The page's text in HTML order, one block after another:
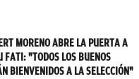
MORENO ABRE LA PUERTA A
FATI: "TODOS LOS BUENOS
BIENVENIDOS A LA SELECCIÓN"